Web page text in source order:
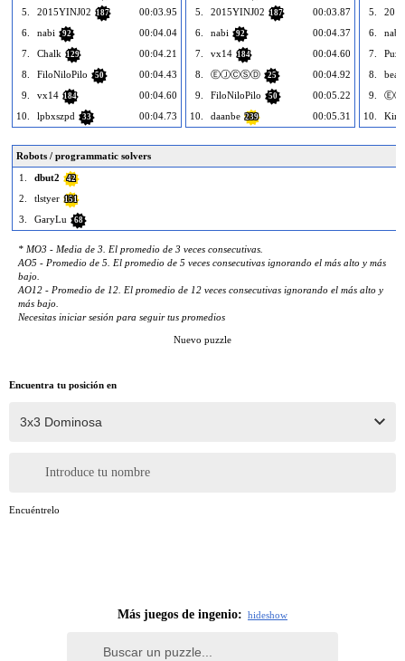
5.
2015YINJ02 187
00:03.95
6.
nabi 92
00:04.04
7.
Chalk 129
00:04.21
8.
FiloNiloPilo 50
00:04.43
9.
vx14 184
00:04.60
10.
lpbxszpd 33 00:04.73
5.
2015YINJ02 187
00:03.87
6.
nabi 92
00:04.37
7.
vx14 184
00:04.60
8.
ⒺⒿⒸⓈⒹ 25
00:04.92
9.
FiloNiloPilo 50
00:05.22
10.
daanbe 239 00:05.31
5.
6.
nabi
7.
8.
9.
10.
Robots / programmatic solvers
1.
dbut2 42
2. tlstyer 151
3. GaryLu 68
* MO3 - Media de 3. El promedio de 3 veces consecutivas.
AO5 - Promedio de 5. El promedio de 5 veces consecutivas ignorando el más alto y más
bajo.
AO12 - Promedio de 12. El promedio de 12 veces consecutivas ignorando el más alto y
más bajo.
Necesitas iniciar sesión para seguir tus promedios
Nuevo puzzle
Encuentra tu posición en
Introduce tu nombre
Encuéntrelo
Más juegos de ingenio: hideshow